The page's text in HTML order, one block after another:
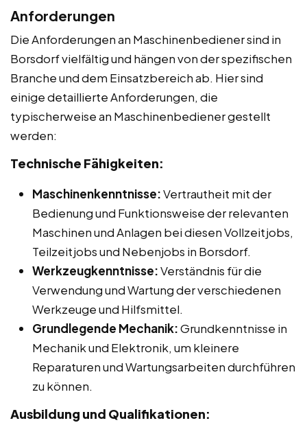
Anforderungen
Die Anforderungen an Maschinenbediener sind in
Borsdorf vielfältig und hängen von der spezifischen
Branche und dem Einsatzbereich ab. Hier sind
einige detaillierte Anforderungen, die
typischerweise an Maschinenbediener gestellt
werden:
Technische Fähigkeiten:
Maschinenkenntnisse:Vertrautheit mit der
Bedienung und Funktionsweise der relevanten
Maschinen und Anlagen bei diesen Vollzeitjobs,
Teilzeitjobs und Nebenjobs in Borsdorf.
Werkzeugkenntnisse:Verständnis für die
Verwendung und Wartung der verschiedenen
Werkzeuge und Hilfsmittel.
Grundlegende Mechanik:Grundkenntnisse in
Mechanik und Elektronik, um kleinere
Reparaturen und Wartungsarbeiten durchführen
zu können.
Ausbildung und Qualifikationen: